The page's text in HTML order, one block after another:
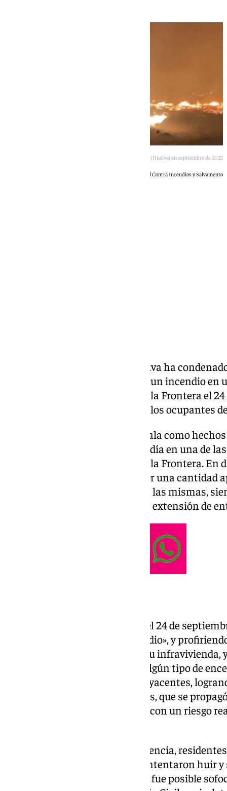
Incendio en un asentamiento de Palos de la Frontera (Huelva) en septiembre de 2023
Consorcio Provincial Contra Incendios y Salvamento
La Audiencia Provincial de Huelva ha
una mujer acusada de provocar un incendio
industrial San Jorge de Palos de la Frontera el
como, a indemnizar a cuatro de los ocupantes
De este modo, la sentencia, señala como
mes de septiembre de 2023, residía en una de
industrial San Jorge de Palos de la Frontera.
unas 120 chabolas ocupadas por una cantidad
personas, las cuales residían en las mismas,
residencias habituales, con una extensión de
Entre las 22,00 y 23,00 horas del 24 de
intención de provocar un incendio», y
fuego a la chabola» se dirigió a su
sumamente inflamable, y con algún tipo de
misma, que se extendió a las adyacentes,
poblado de grandes dimensiones, que se
multitud de viviendas, todo ello con un riesgo
Además, según prosigue la sentencia,
sorprendidos por el incendio, «intentaron huir y
chabolas en llamas», ya que «no fue posible